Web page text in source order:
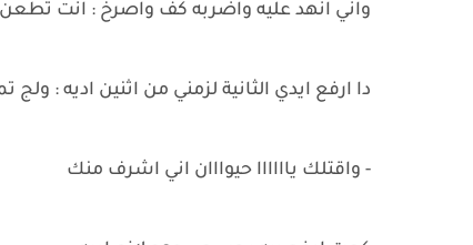
واني انهد عليه واضربه كف واصرخ : انت تطعن
دا ارفع ايدي الثانية لزمني من اثنين اديه : ولج
- واقتلك ياااااا حيوااان اني اشرف منك